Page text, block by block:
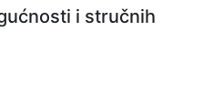
i stručnih